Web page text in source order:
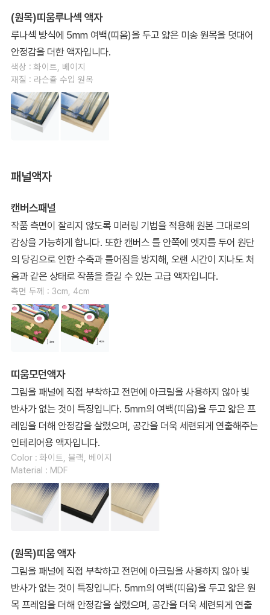
(원목)띠움루나섹 액자
루나섹 방식에 5mm 여백(띠움)을 두고 얇은 미송 원목을 덧대어
안정감을 더한 액자입니다.
색상 : 화이트, 베이지
재질 : 라슨쥴 수입 원목
패널액자
캔버스패널
작품 측면이 잘리지 않도록 미러링 기법을 적용해 원본 그대로의
감상을 가능하게 합니다. 또한 캔버스 틀 안쪽에 엣지를 두어 원단
의 당김으로 인한 수축과 틀어짐을 방지해, 오랜 시간이 지나도 처
음과 같은 상태로 작품을 즐길 수 있는 고급 액자입니다.
측면 두께 : 3cm, 4cm
띠움모던액자
그림을 패널에 직접 부착하고 전면에 아크릴을 사용하지 않아 빛
반사가 없는 것이 특징입니다. 5mm의 여백(띠움)을 두고 얇은 프
레임을 더해 안정감을 살렸으며, 공간을 더욱 세련되게 연출해주는
인테리어용 액자입니다.
Color : 화이트, 블랙, 베이지
Material : MDF
(원목)띠움 액자
그림을 패널에 직접 부착하고 전면에 아크릴을 사용하지 않아 빛
반사가 없는 것이 특징입니다. 5mm의 여백(띠움)을 두고 얇은 원
목 프레임을 더해 안정감을 살렸으며, 공간을 더욱 세련되게 연출